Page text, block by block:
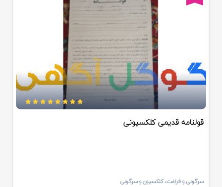
قولنامه قدیمی کلکسیونی
سرگرمی و فراغت، کلکسیون و سرگرمی